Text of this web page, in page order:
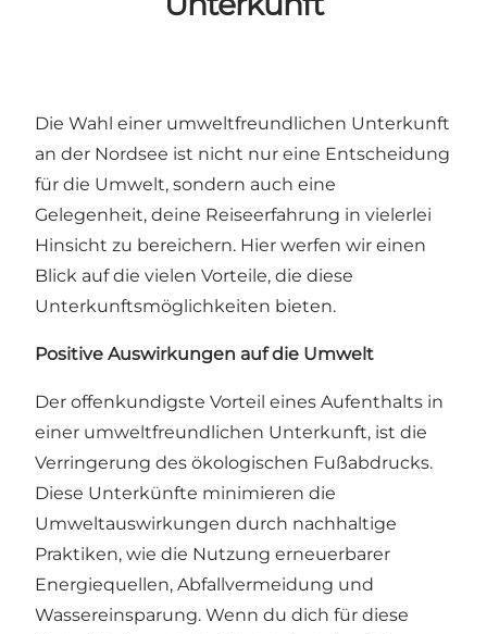
Die Wahl einer umweltfreundlichen Unterkunft
an der Nordsee ist nicht nur eine Entscheidung
für die Umwelt, sondern auch eine
Gelegenheit, deine Reiseerfahrung in vielerlei
Hinsicht zu bereichern. Hier werfen wir einen
Blick auf die vielen Vorteile, die diese
Unterkunftsmöglichkeiten bieten.
Positive Auswirkungen auf die Umwelt
Der offenkundigste Vorteil eines Aufenthalts in
einer umweltfreundlichen Unterkunft, ist die
Verringerung des ökologischen Fußabdrucks.
Diese Unterkünfte minimieren die
Umweltauswirkungen durch nachhaltige
Praktiken, wie die Nutzung erneuerbarer
Energiequellen, Abfallvermeidung und
Wassereinsparung. Wenn du dich für diese